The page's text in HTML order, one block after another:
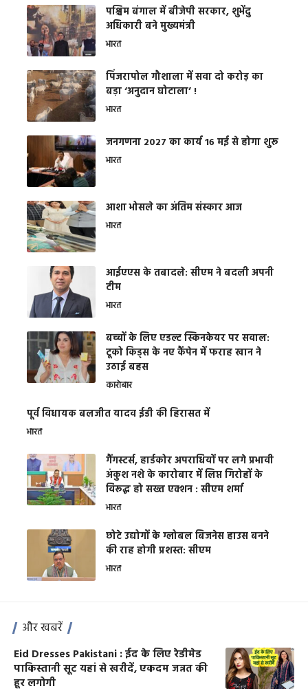
पश्चिम बंगाल में बीजेपी सरकार, शुभेंदु
अधिकारी बने मुख्यमंत्री
भारत
​पिंजरापोल गौशाला में सवा दो करोड़ का
बड़ा ‘अनुदान घोटाला’ !
भारत
जनगणना 2027 का कार्य 16 मई से होगा शुरू
भारत
आशा भोसले का अंतिम संस्कार आज
भारत
आईएएस के तबादले: सीएम ने बदली अपनी
टीम
भारत
बच्चों के लिए एडल्ट स्किनकेयर पर सवाल:
टूको किड्स के नए कैंपेन में फराह खान ने
उठाई बहस
कारोबार
पूर्व विधायक बलजीत यादव ईडी की हिरासत में
भारत
गैंगस्टर्स, हार्डकोर अपराधियों पर लगे प्रभावी
अंकुश नशे के कारोबार में लिप्त गिरोहों के
विरूद्ध हो सख्त एक्शन : सीएम शर्मा
भारत
छोटे उद्योगों के ग्लोबल बिजनेस हाउस बनने
की राह होगी प्रशस्त: सीएम
भारत
और खबरें
Eid Dresses Pakistani : ईद के लिए रेडीमेड
पाकिस्तानी सूट यहां से खरीदें, एकदम जन्नत की
हूर लगोगी